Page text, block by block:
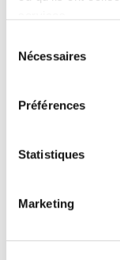
Nécessaires
Préférences
Statistiques
Marketing
Les
Pour vous, un